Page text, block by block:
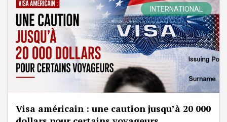
INTERNATIONAL
Visa américain : une caution jusqu’à 20 000